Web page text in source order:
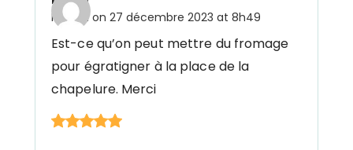
Posted on 27 décembre 2023 at 8h49
Est-ce qu’on peut mettre du fromage
pour égratigner à la place de la
chapelure. Merci